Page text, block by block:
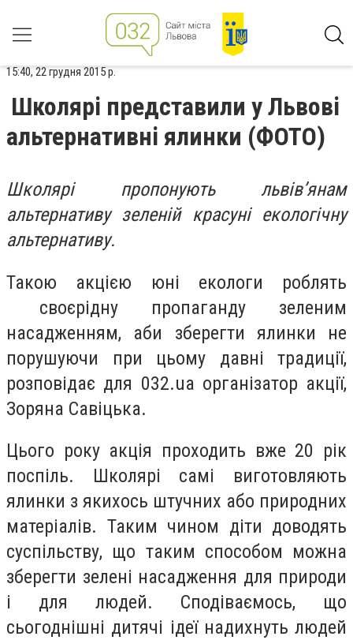
15:40, 22 грудня 2015 р.
Школярі представили у Львові
альтернативні ялинки (ФОТО)
Школярі пропонують львів’янам
альтернативу зеленій красуні екологічну
альтернативу.
Такою акцією юні екологи роблять
своєрідну пропаганду зеленим
насадженням, аби зберегти ялинки не
порушуючи при цьому давні традиції,
розповідає для 032.ua організатор акції,
Зоряна Савіцька.
Цього року акція проходить вже 20 рік
поспіль. Школярі самі виготовляють
ялинки з якихось штучних або природних
матеріалів. Таким чином діти доводять
суспільству, що таким способом можна
зберегти зелені насадження для природи
і для людей. Сподіваємось, що
сьогоднішні дитячі ідеї надихнуть людей